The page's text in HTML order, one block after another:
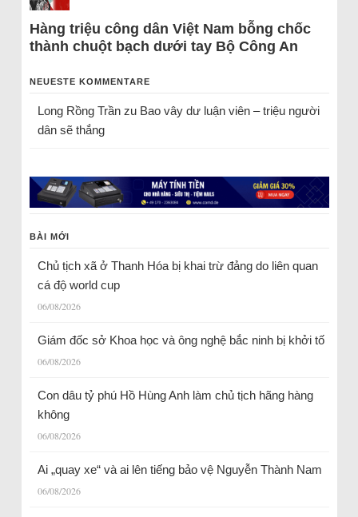
Hàng triệu công dân Việt Nam bỗng chốc
thành chuột bạch dưới tay Bộ Công An
NEUESTE KOMMENTARE
Long Rồng Trầnzu Bao vây dư luận viên – triệu người
dân sẽ thắng
BÀI MỚI
Chủ tịch xã ở Thanh Hóa bị khai trừ đảng do liên quan
cá độ world cup
06/08/2026
Giám đốc sở Khoa học và ông nghệ bắc ninh bị khởi tố
06/08/2026
Con dâu tỷ phú Hồ Hùng Anh làm chủ tịch hãng hàng
không
06/08/2026
Ai „quay xe“ và ai lên tiếng bảo vệ Nguyễn Thành Nam
06/08/2026